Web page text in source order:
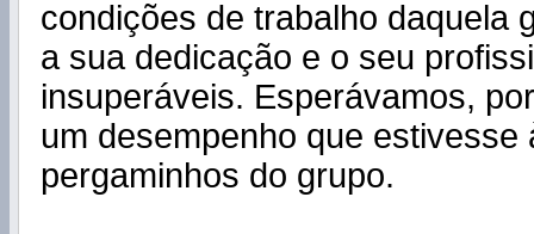
condições de trabalho daquela
a sua dedicação e o seu
insuperáveis. Esperávamos,
um desempenho que estivesse
pergaminhos do grupo.